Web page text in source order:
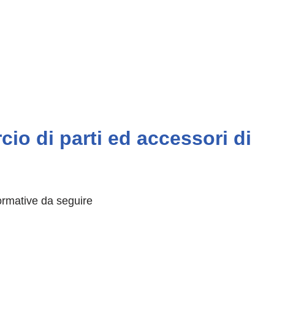
di parti ed accessori di
da seguire